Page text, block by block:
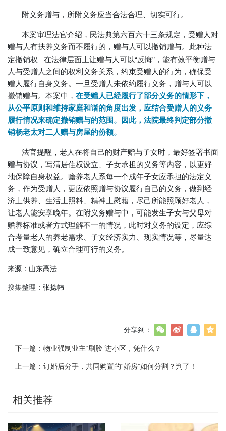
附义务赠与，所附义务应当合法合理、切实可行。
本案审理法官介绍，民法典第六百六十三条规定，受赠人对
赠与人有扶养义务而不履行的，赠与人可以撤销赠与。此种法
定撤销权
在法律层面上让赠与人可以“反悔”，能有效平衡赠与
人与受赠人之间的权利义务关系，约束受赠人的行为，确保受
赠人履行自身义务。一旦受赠人未依约履行义务，赠与人可以
撤销赠与。本案中， 在受赠人已经履行了部分义务的情形下，
从公平原则和维持家庭和谐的角度出发，应结合受赠人的义务
履行情况来确定撤销赠与的范围。
因此，法院最终判定部分撤
销杨老太对二人赠与房屋的份额。
法官提醒，老人在将自己的财产赠与子女时，最好签署书面
赠与协议，写清居住权设立、子女承担的义务等内容，以更好
地保障自身权益。赡养老人系每一个成年子女应承担的法定义
务，作为受赠人，更应依照赠与协议履行自己的义务，做到经
济上供养、生活上照料、精神上慰藉，尽己所能照顾好老人，
让老人能安享晚年。在附义务赠与中，可能发生子女与父母对
赡养标准或者方式理解不一的情况，此时对义务的设定，应综
合考量老人的养老需求、子女经济实力、现实情况等，尽量达
成一致意见，确立合理可行的义务。
来源：山东高法
搜集整理：张捻帏
分享到：
下一篇： 物业强制业主“刷脸”进小区，凭什么？
上一篇： 订婚后分手，共同购置的“婚房”如何分割？判了！
相关推荐